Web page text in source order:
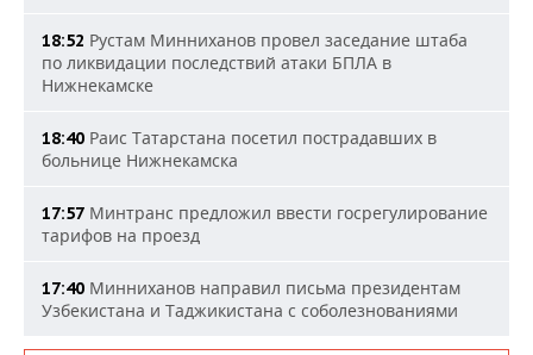
18:52 Рустам Минниханов провел заседание штаба
по ликвидации последствий атаки БПЛА в
Нижнекамске
18:40 Раис Татарстана посетил пострадавших в
больнице Нижнекамска
17:57 Минтранс предложил ввести госрегулирование
тарифов на проезд
17:40 Минниханов направил письма президентам
Узбекистана и Таджикистана с соболезнованиями